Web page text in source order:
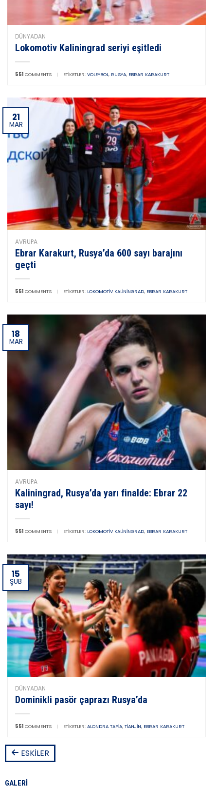
DÜNYADAN
Lokomotiv Kaliningrad seriyi eşitledi
551 COMMENTS | ETIKETLER: VOLEYBOL, RUSYA, EBRAR KARAKURT
21
MAR
AVRUPA
Ebrar Karakurt, Rusya’da 600 sayı barajını
geçti
551 COMMENTS | ETIKETLER: LOKOMOTIV KALININGRAD, EBRAR KARAKURT
18
MAR
AVRUPA
Kaliningrad, Rusya’da yarı finalde: Ebrar 22
sayı!
551 COMMENTS | ETIKETLER: LOKOMOTIV KALININGRAD, EBRAR KARAKURT
15
ŞUB
DÜNYADAN
Dominikli pasör çaprazı Rusya’da
551 COMMENTS | ETIKETLER: ALONDRA TAPIA, TIANJIN, EBRAR KARAKURT
ESKILER
GALERI